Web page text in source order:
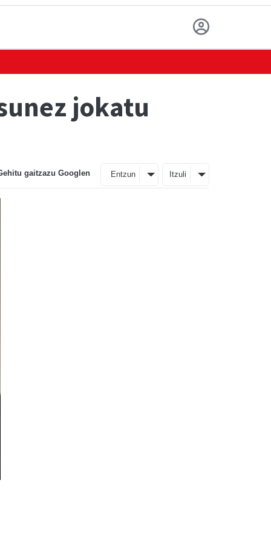
jokatu
gaitzazu Googlen Entzun Itzuli